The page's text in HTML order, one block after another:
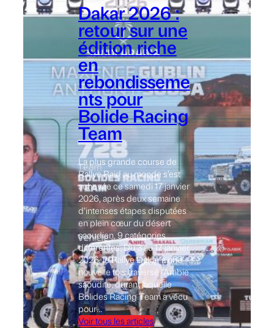
Dakar 2026 :
retour sur une
édition riche
en
rebondisseme
nts pour
Bolide Racing
Team
La plus grande course de
Rallye Raid au monde s’est
achevée ce samedi 17 janvier
2026, après deux semaine
d’intenses étapes disputées
en plein cœur du désert
saoudien, 9 catégories
différentes. Du 3 au 17 janvier
2026, le Rallye Dakar a une
nouvelle fois traversé l’Arabie
saoudite, durant laquelle
Bolides Racing Team a vécu
pour…
Voir tous les articles